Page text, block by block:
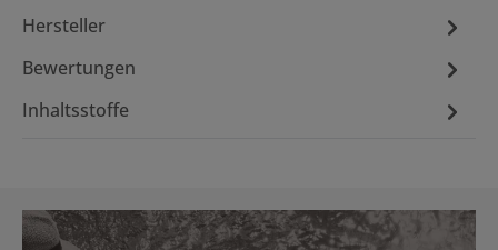
Hersteller
Bewertungen
Inhaltsstoffe